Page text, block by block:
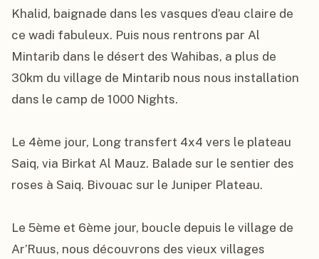
Khalid, baignade dans les vasques d’eau claire de
ce wadi fabuleux. Puis nous rentrons par Al
Mintarib dans le désert des Wahibas, a plus de
30km du village de Mintarib nous nous installation
dans le camp de 1000 Nights.
Le 4ème jour, Long transfert 4x4 vers le plateau
Saiq, via Birkat Al Mauz. Balade sur le sentier des
roses à Saiq. Bivouac sur le Juniper Plateau.
Le 5ème et 6ème jour, boucle depuis le village de
Ar’Ruus, nous découvrons des vieux villages